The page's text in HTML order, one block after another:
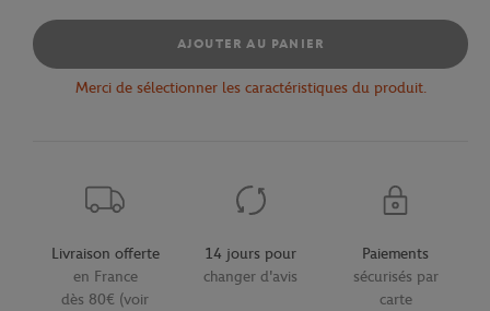
AJOUTER AU PANIER
Merci de sélectionner les caractéristiques du produit.
Livraison offerte
en France
dès 80€ (voir
14 jours pour
changer d'avis
Paiements
sécurisés par
carte